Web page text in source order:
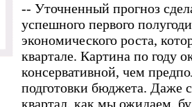
-- Уточненный прогноз
успешного первого
экономического роста,
квартале. Картина по году
консервативной, чем
подготовки бюджета. Даже
квартал, как мы ожидаем,